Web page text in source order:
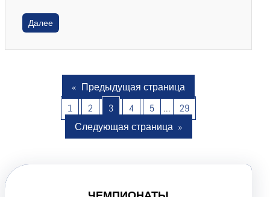
Далее
« Предыдущая страница
1
2 3 4 5 …
29
Следующая страница »